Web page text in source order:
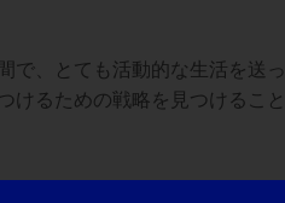
、とても活動的な生活を送
るための戦略を見つけること